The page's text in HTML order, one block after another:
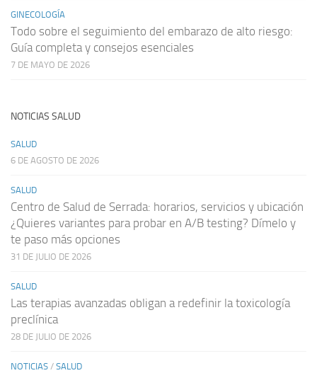
GINECOLOGÍA
Todo sobre el seguimiento del embarazo de alto riesgo:
Guía completa y consejos esenciales
7 DE MAYO DE 2026
NOTICIAS SALUD
SALUD
6 DE AGOSTO DE 2026
SALUD
Centro de Salud de Serrada: horarios, servicios y ubicación
¿Quieres variantes para probar en A/B testing? Dímelo y
te paso más opciones
31 DE JULIO DE 2026
SALUD
Las terapias avanzadas obligan a redefinir la toxicología
preclínica
28 DE JULIO DE 2026
NOTICIAS / SALUD